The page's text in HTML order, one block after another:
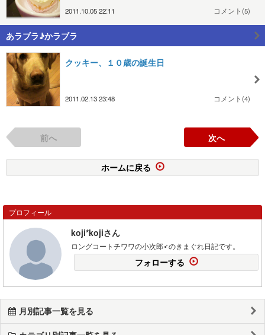
2011.10.05 22:11 コメント(5)
あラブラ♪かラブラ
クッキー、１０歳の誕生日
2011.02.13 23:48 コメント(4)
前へ 次へ
ホームに戻る
プロフィール
koji*kojiさん
ロングコートチワワの小次郎♂のきまぐれ日記です。
フォローする
月別記事一覧を見る